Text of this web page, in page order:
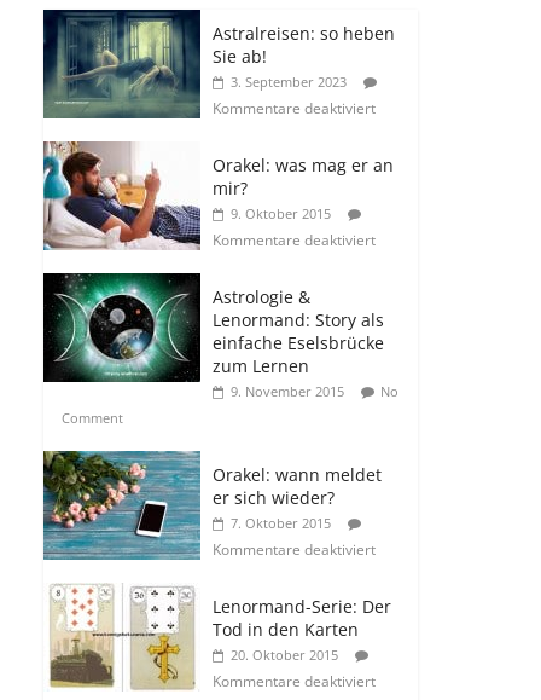
Astralreisen: so heben
Sie ab!
3. September 2023
Kommentare deaktiviert
Orakel: was mag er an
mir?
9. Oktober 2015
Kommentare deaktiviert
Astrologie &
Lenormand: Story als
einfache Eselsbrücke
zum Lernen
9. November 2015
No
Comment
Orakel: wann meldet
er sich wieder?
7. Oktober 2015
Kommentare deaktiviert
Lenormand-Serie: Der
Tod in den Karten
20. Oktober 2015
Kommentare deaktiviert